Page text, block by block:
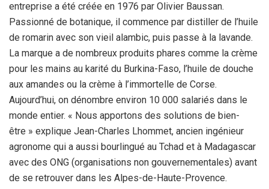
entreprise a été créée en 1976 par Olivier Baussan.
Passionné de botanique, il commence par distiller de l’huile
de romarin avec son vieil alambic, puis passe à la lavande.
La marque a de nombreux produits phares comme la crème
pour les mains au karité du Burkina-Faso, l’huile de douche
aux amandes ou la crème à l’immortelle de Corse.
Aujourd’hui, on dénombre environ 10 000 salariés dans le
monde entier. « Nous apportons des solutions de bien-
être » explique Jean-Charles Lhommet, ancien ingénieur
agronome qui a aussi bourlingué au Tchad et à Madagascar
avec des ONG (organisations non gouvernementales) avant
de se retrouver dans les Alpes-de-Haute-Provence.